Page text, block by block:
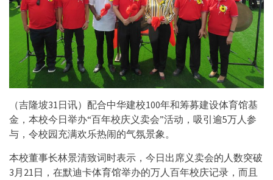
（吉隆坡31日讯）配合中华建校100年和筹募建设体育馆基
金，本校今日举办“百年校庆义卖会”活动，吸引逾5万人参
与，令校园充满欢乐热闹的气氛景象。
本校董事长林景清致词时表示，今日出席义卖会的人数突破
3月21日，在默迪卡体育馆举办的万人百年校庆记录，而且